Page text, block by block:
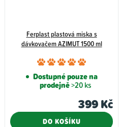
Ferplast plastová miska s
dávkovačem AZIMUT 1500 ml
je
5,0
Dostupné pouze na
prodejně>20 ks
399 Kč
DO KOŠÍKU